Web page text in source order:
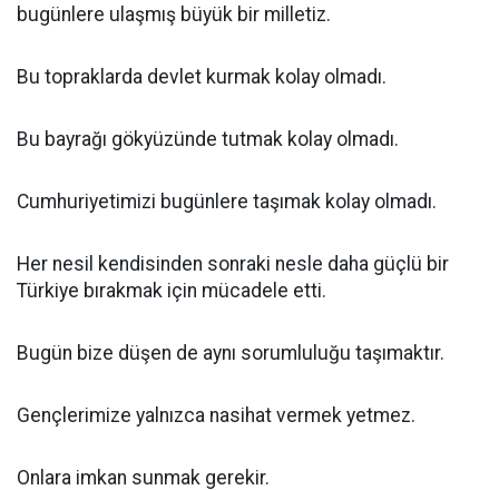
bugünlere ulaşmış büyük bir milletiz.
Bu topraklarda devlet kurmak kolay olmadı.
Bu bayrağı gökyüzünde tutmak kolay olmadı.
Cumhuriyetimizi bugünlere taşımak kolay olmadı.
Her nesil kendisinden sonraki nesle daha güçlü bir
Türkiye bırakmak için mücadele etti.
Bugün bize düşen de aynı sorumluluğu taşımaktır.
Gençlerimize yalnızca nasihat vermek yetmez.
Onlara imkan sunmak gerekir.